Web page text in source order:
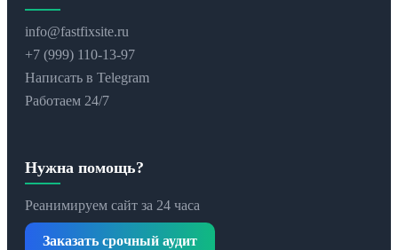
info@fastfixsite.ru
+7 (999) 110-13-97
Написать в Telegram
Работаем 24/7
Нужна помощь?
Реанимируем сайт за 24 часа
Заказать срочный аудит